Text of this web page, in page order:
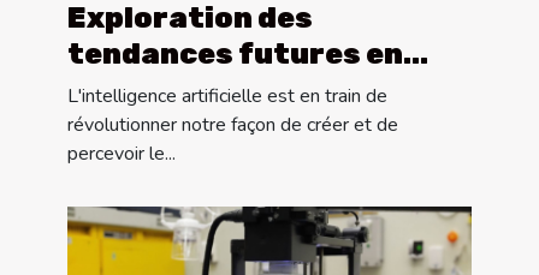
Exploration des
tendances futures en
génération d'images
assistée par IA
L'intelligence artificielle est en train de
révolutionner notre façon de créer et de
percevoir le...